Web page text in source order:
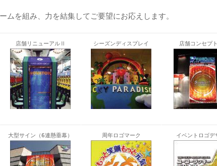
ムを組み、力を結集してご要望にお応えします。
店舗リニューアルⅡ シーズンディスプレイ 店舗コンセプ
大型サイン（6連懸垂幕） 周年ロゴマーク イベントロゴデ